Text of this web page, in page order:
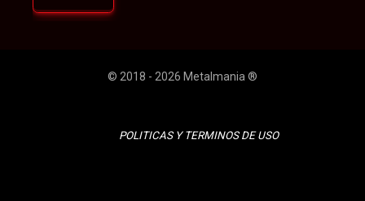
© 2018 - 2026 Metalmania ®
POLITICAS Y TERMINOS DE USO